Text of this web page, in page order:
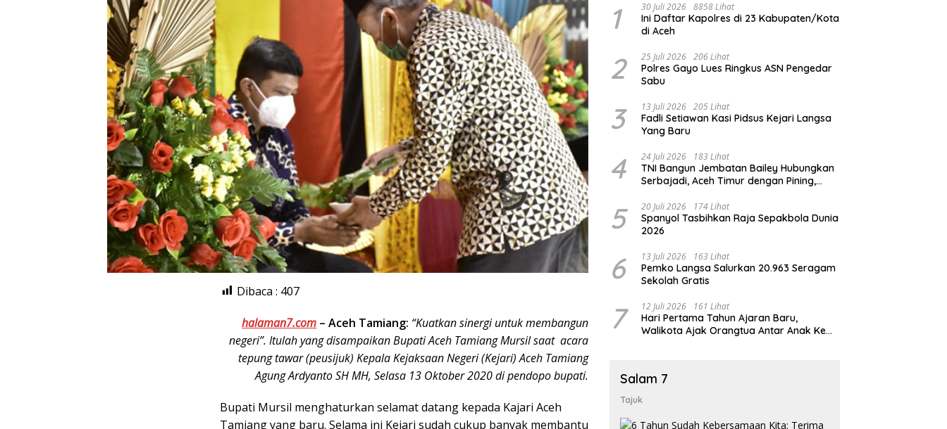
Dibaca : 407
halaman7.com –Aceh Tamiang: “Kuatkan sinergi untuk membangun
negeri”. Itulah yang disampaikan Bupati Aceh Tamiang Mursil saat acara
tepung tawar (peusijuk) Kepala Kejaksaan Negeri (Kejari) Aceh Tamiang
Agung Ardyanto SH MH, Selasa 13 Oktober 2020 di pendopo bupati.
Bupati Mursil menghaturkan selamat datang kepada Kajari Aceh
Tamiang yang baru. Selama ini Kejari sudah cukup banyak membantu
1 30 Juli 2026 8858 Lihat
Ini Daftar Kapolres di 23 Kabupaten/Kota
di Aceh
2 25 Juli 2026 206 Lihat
Polres Gayo Lues Ringkus ASN Pengedar
Sabu
3 13 Juli 2026 205 Lihat
Fadli Setiawan Kasi Pidsus Kejari Langsa
Yang Baru
4 24 Juli 2026 183 Lihat
TNI Bangun Jembatan Bailey Hubungkan
Serbajadi, Aceh Timur dengan Pining,
5 20 Juli 2026 174 Lihat
Spanyol Tasbihkan Raja Sepakbola Dunia
2026
6 13 Juli 2026 163 Lihat
Pemko Langsa Salurkan 20.963 Seragam
Sekolah Gratis
7 12 Juli 2026 161 Lihat
Hari Pertama Tahun Ajaran Baru,
Walikota Ajak Orangtua Antar Anak Ke
Salam 7
Tajuk